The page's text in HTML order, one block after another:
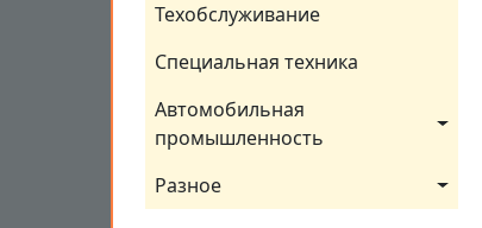
Техобслуживание
Специальная техника
Автомобильная
промышленность
Разное